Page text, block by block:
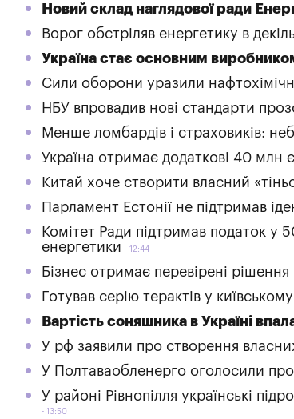
Новий склад наглядової ради
Ворог обстріляв енергетику в
Україна стає основним
Сили оборони уразили
НБУ впровадив нові стандарти
Менше ломбардів і страховиків:
Україна отримає додаткові 40 млн
Китай хоче створити власний
Парламент Естонії не підтримав
Комітет Ради підтримав податок у
енергетики
12:44
Бізнес отримає перевірені
Готував серію терактів у
Вартість соняшника в Україні
У рф заявили про створення
У Полтаваобленерго оголосили
У районі Рівнопілля українські
13:50